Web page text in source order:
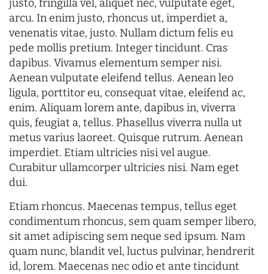
justo, fringilla vel, aliquet nec, vulputate eget,
arcu. In enim justo, rhoncus ut, imperdiet a,
venenatis vitae, justo. Nullam dictum felis eu
pede mollis pretium. Integer tincidunt. Cras
dapibus. Vivamus elementum semper nisi.
Aenean vulputate eleifend tellus. Aenean leo
ligula, porttitor eu, consequat vitae, eleifend ac,
enim. Aliquam lorem ante, dapibus in, viverra
quis, feugiat a, tellus. Phasellus viverra nulla ut
metus varius laoreet. Quisque rutrum. Aenean
imperdiet. Etiam ultricies nisi vel augue.
Curabitur ullamcorper ultricies nisi. Nam eget
dui.
Etiam rhoncus. Maecenas tempus, tellus eget
condimentum rhoncus, sem quam semper libero,
sit amet adipiscing sem neque sed ipsum. Nam
quam nunc, blandit vel, luctus pulvinar, hendrerit
id, lorem. Maecenas nec odio et ante tincidunt